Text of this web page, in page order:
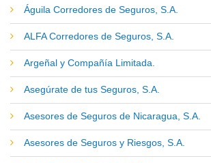
Águila Corredores de Seguros, S.A.
ALFA Corredores de Seguros, S.A.
Argeñal y Compañía Limitada.
Asegúrate de tus Seguros, S.A.
Asesores de Seguros de Nicaragua, S.A.
Asesores de Seguros y Riesgos, S.A.